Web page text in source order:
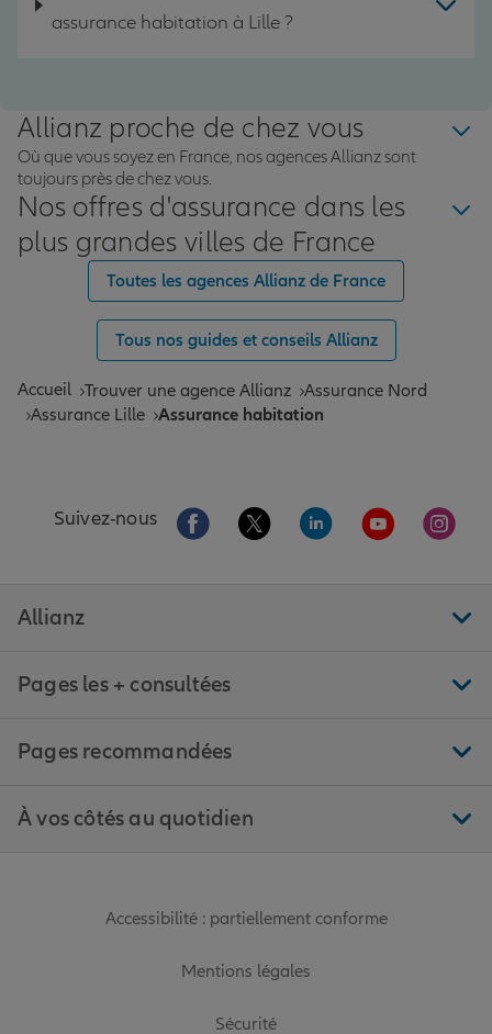
assurance habitation à Lille ?
Allianz proche de chez vous
Où que vous soyez en France, nos agences Allianz sont
toujours près de chez vous.
Nos offres d'assurance dans les
plus grandes villes de France
Toutes les agences Allianz de France
Tous nos guides et conseils Allianz
Accueil Trouver une agence Allianz Assurance Nord
Assurance Lille Assurance habitation
Suivez-nous Aller sur la page Facebook de Allianz
Aller sur la page Twitter de
Aller sur la page
Aller sur la
Aller
Allianz
Pages les + consultées
Pages recommandées
À vos côtés au quotidien
Accessibilité : partiellement conforme
Mentions légales
Sécurité